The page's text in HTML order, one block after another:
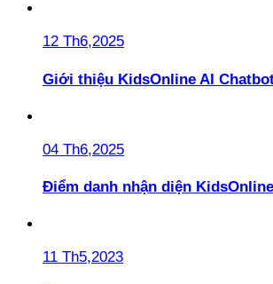
12 Th6,2025
Giới thiệu KidsOnline AI
04 Th6,2025
Điểm danh nhận diện
11 Th5,2023